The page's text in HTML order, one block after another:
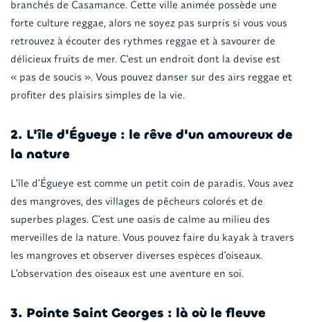
branchés de Casamance. Cette ville animée possède une
forte culture reggae, alors ne soyez pas surpris si vous vous
retrouvez à écouter des rythmes reggae et à savourer de
délicieux fruits de mer. C'est un endroit dont la devise est
« pas de soucis ». Vous pouvez danser sur des airs reggae et
profiter des plaisirs simples de la vie.
2. L'île d'Égueye : le rêve d'un amoureux de
la nature
L'île d'Égueye est comme un petit coin de paradis. Vous avez
des mangroves, des villages de pêcheurs colorés et de
superbes plages. C'est une oasis de calme au milieu des
merveilles de la nature. Vous pouvez faire du kayak à travers
les mangroves et observer diverses espèces d'oiseaux.
L'observation des oiseaux est une aventure en soi.
3. Pointe Saint Georges : là où le fleuve